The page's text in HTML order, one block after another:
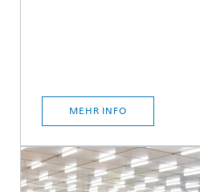
MEHR INFO